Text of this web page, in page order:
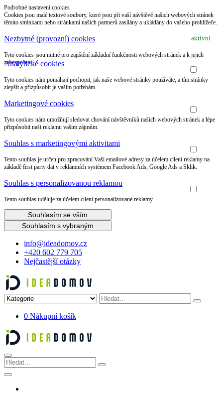
Podrobné nastavení cookies
Cookies jsou malé textové soubory, které jsou při vaší návštěvě našich webových stránek
těmito stránkami nebo stránkami našich partnerů zasílány a ukládány do vašeho prohlížeče.
Nezbytné (provozní) cookies aktivní
Tyto cookies jsou nutné pro zajištění základní funkčnosti webových stránek a k jejich
zabezpečení.
Analytické cookies
Tyto cookies nám pomáhají pochopit, jak naše webové stránky používáte, a tím stránky
zlepšit a přizpůsobit je vašim potřebám.
Marketingové cookies
Tyto cookies nám umožňují sledovat chování návštěvníků našich webových stránek a lépe
přizpůsobit naši reklamu vašim zájmům.
Souhlas s marketingovými aktivitami
Tento souhlas je určen pro zpracování Vaší emailové adresy za účelem cílení reklamy na
základě first party dat v reklamních systémem Facebook Ads, Google Ads a Sklik.
Souhlas s personalizovanou reklamou
Tento souhlas uděluje za účelem cílení personalizované reklamy.
Souhlasím se vším
Souhlasím s vybraným
info@ideadomov.cz
+420 602 779 705
Nejčastější otázky
0 Nákupní košík